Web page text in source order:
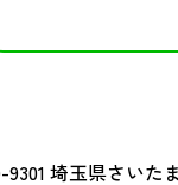
埼玉県さいた